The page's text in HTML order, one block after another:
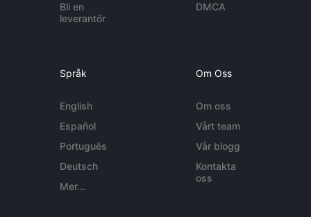
Bli en
leverantör
DMCA
Språk
English
Español
Português
Deutsch
Mer...
Om Oss
Om oss
Vårt team
Vår blogg
Kontakta
oss